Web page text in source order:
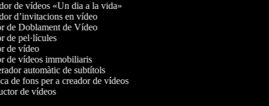
de vídeos «Un dia a la vida»
d’invitacions en vídeo
de Doblament de Vídeo
pel·lícules
de vídeo
de vídeos immobiliaris
automàtic de subtítols
de fons per a creador de vídeos
de vídeos